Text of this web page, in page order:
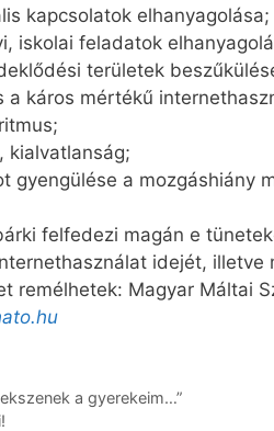
kapcsolatok elhanyagolása;
iskolai feladatok
területek
a káros mértékű
kialvatlanság;
gyengülése a mozgáshiány
felfedezi magán e
idejét,
remélhetek: Magyar Máltai
a gyerekeim…”